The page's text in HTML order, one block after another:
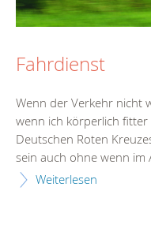
Fahrdienst
Wenn der Verkehr nicht
wenn ich körperlich fitter
Deutschen Roten
sein auch ohne wenn im
Weiterlesen